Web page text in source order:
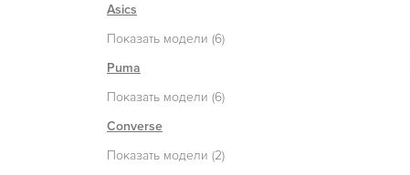
Asics
Показать модели (6)
Puma
Показать модели (6)
Converse
Показать модели (2)